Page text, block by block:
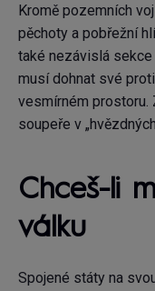
Kromě pozemních
pěchoty a pobřežní
také nezávislá sekce
musí dohnat své
vesmírném prostoru.
soupeře v
Chceš-li
válku
Spojené státy na